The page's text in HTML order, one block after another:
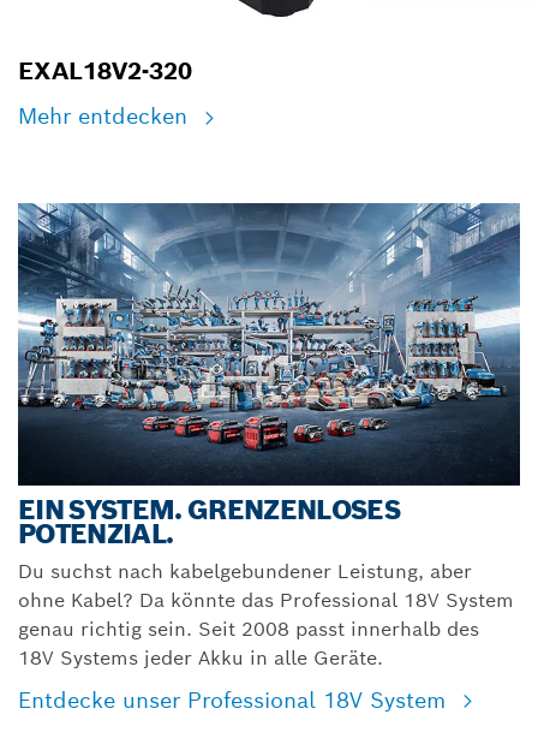
EXAL18V2-320
Mehr entdecken
EIN SYSTEM. GRENZENLOSES
POTENZIAL.
Du suchst nach kabelgebundener Leistung, aber
ohne Kabel? Da könnte das Professional 18V System
genau richtig sein. Seit 2008 passt innerhalb des
18V Systems jeder Akku in alle Geräte.
Entdecke unser Professional 18V System